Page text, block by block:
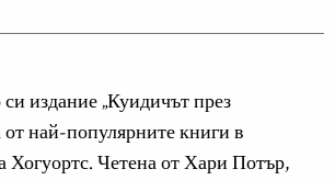
издание „Куидичът през
от най-популярните книги в
Хогуортс. Четена от Хари Потър,